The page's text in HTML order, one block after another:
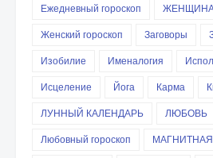
Ежедневный гороскоп
Женский гороскоп
Заговоры
Изобилие
Именалогия
Исцеление
Йога Карма
ЛУННЫЙ КАЛЕНДАРЬ
ЛЮБОВЬ
Любовный гороскоп